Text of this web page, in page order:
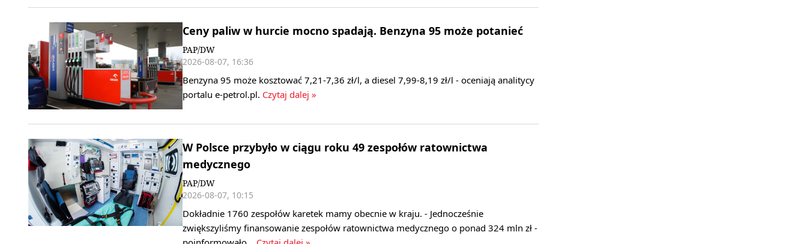
Ceny paliw w hurcie mocno spadają. Benzyna 95 może potanieć
PAP/DW
2026-08-07, 16:36
Benzyna 95 może kosztować 7,21-7,36 zł/l, a diesel 7,99-8,19 zł/l - oceniają analitycy
portalu e-petrol.pl. Czytaj dalej »
W Polsce przybyło w ciągu roku 49 zespołów ratownictwa
medycznego
PAP/DW
2026-08-07, 10:15
Dokładnie 1760 zespołów karetek mamy obecnie w kraju. - Jednocześnie
zwiększyliśmy finansowanie zespołów ratownictwa medycznego o ponad 324 mln zł -